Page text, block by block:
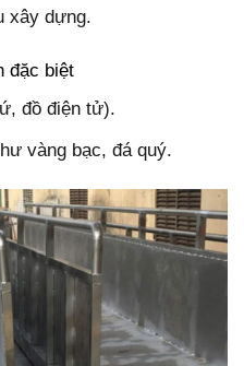
xây dựng.
đặc biệt
đồ điện tử).
vàng bạc, đá quý.